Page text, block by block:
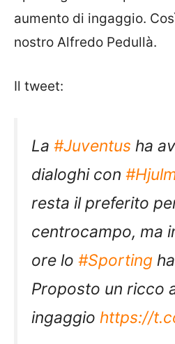
aumento di ingaggio.
nostro Alfredo Pedullà.
Il tweet:
La #Juventus ha
dialoghi con
resta il preferito
centrocampo, ma
ore lo #Sporting
Proposto un ricco
ingaggio https://